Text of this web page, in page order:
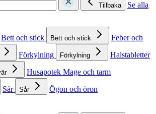
Tillbaka
Se alla
Bett och stick Bett och stick
Feber och
Förkylning Förkylning
Halstabletter
Husapotek Mage och tarm
Sår Sår Ögon och öron